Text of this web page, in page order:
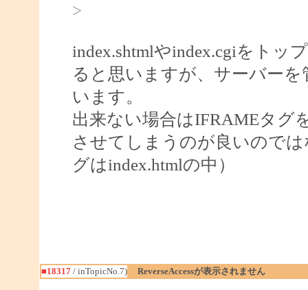
>
index.shtmlやindex.cgiをトッ
ると思いますが、サーバー
います。
出来ない場合はIFRAMEタグ
させてしまうのが良いので
グはindex.htmlの中）
■18317/ inTopicNo.7) ReverseAccessが表示されません